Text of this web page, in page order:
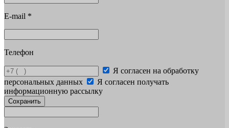
E-mail *
Телефон
Я согласен на обработку
персональных данных
Я согласен получать
информационную рассылку
Сохранить